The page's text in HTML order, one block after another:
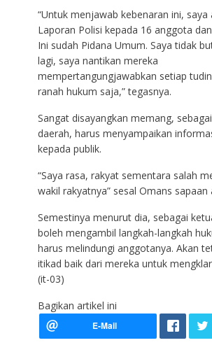
“Untuk menjawab kebenaran ini, saya
Laporan Polisi kepada 16 anggota
Ini sudah Pidana Umum. Saya tidak
lagi, saya nantikan mereka
mempertangungjawabkan setiap
ranah hukum saja,” tegasnya.
Sangat disayangkan memang,
daerah, harus menyampaikan
kepada publik.
“Saya rasa, rakyat sementara salah
wakil rakyatnya” sesal Omans sapaan
Semestinya menurut dia, sebagai
boleh mengambil langkah-langkah
harus melindungi anggotanya. Akan
itikad baik dari mereka untuk
(it-03)
Bagikan artikel ini